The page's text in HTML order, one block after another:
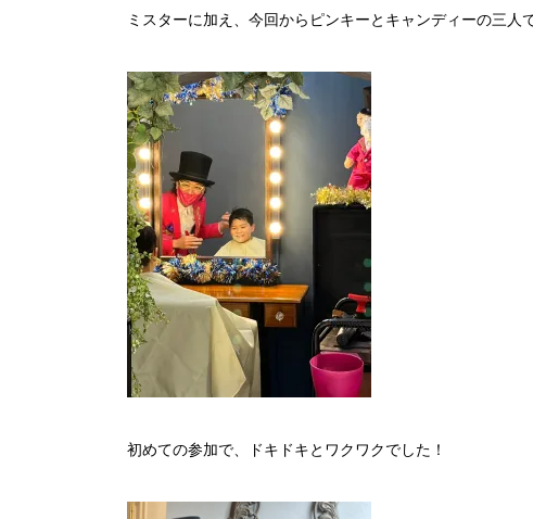
ミスターに加え、今回からピンキーとキャンディーの三人
初めての参加で、ドキドキとワクワクでした！